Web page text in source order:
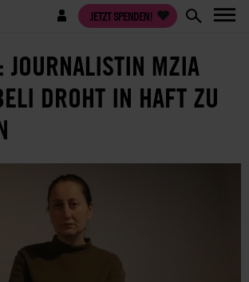
JETZT SPENDEN!
JOURNALISTIN MZIA
DROHT IN HAFT ZU